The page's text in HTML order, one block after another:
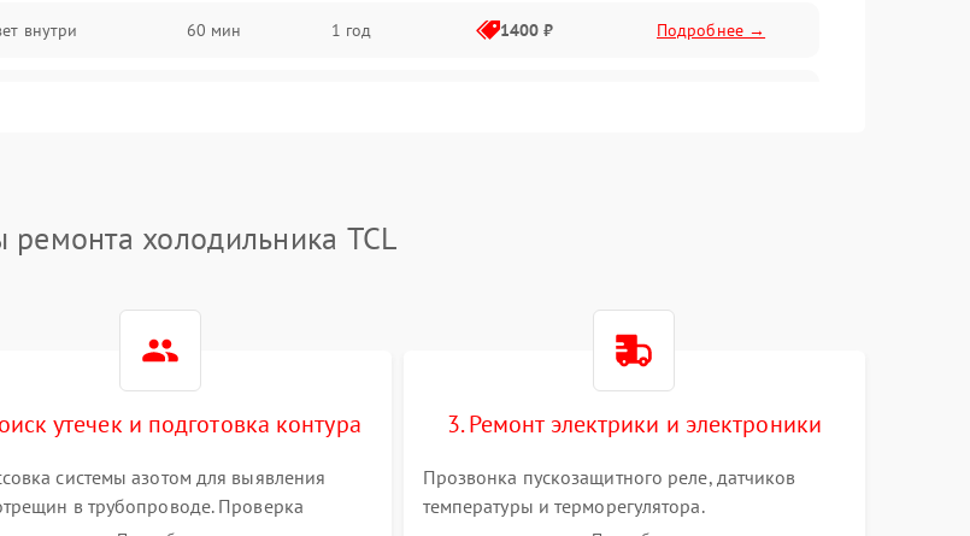
внутри 60 мин 1 год 1400 ₽ Подробнее →
No Frost 60 мин 1 год
60 мин Подробнее →
60 мин Подробнее →
холодильник 60 мин 1000 ₽ Подробнее →
ремонта холодильника TCL
утечек и подготовка контура
системы азотом для выявления
в трубопроводе. Проверка
3. Ремонт электрики и электроники
Прозвонка пускозащитного реле, датчиков
температуры и терморегулятора.